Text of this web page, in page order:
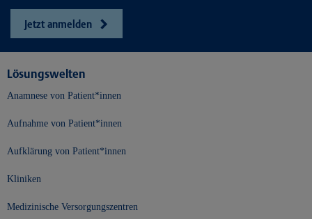
Jetzt anmelden
Lösungswelten
Anamnese von Patient*innen
Aufnahme von Patient*innen
Aufklärung von Patient*innen
Kliniken
Medizinische Versorgungszentren